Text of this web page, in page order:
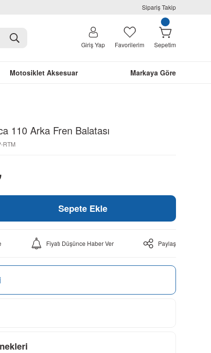
Sipariş Takip
Giriş Yap Favorilerim Sepetim
Motosiklet Aksesuar Markaya Göre
110 Arka Fren Balatası
RTM
Sepete Ekle
Fiyatı Düşünce Haber Ver Paylaş